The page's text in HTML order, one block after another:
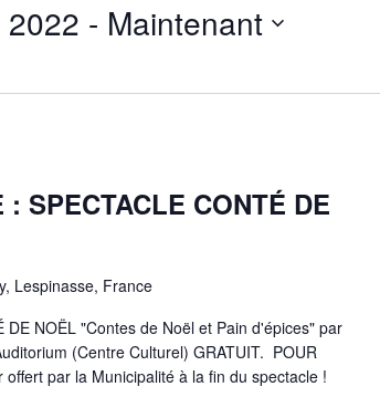
- Maintenant
SPECTACLE CONTÉ DE
Lespinasse, France
DE NOËL "Contes de Noël et Pain d'épices" par
(Centre Culturel) GRATUIT. POUR
par la Municipalité à la fin du spectacle !